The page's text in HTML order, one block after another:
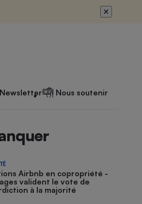
Newsletter Nous soutenir
Airbnb en copropriété -
valident le vote de
à la majorité